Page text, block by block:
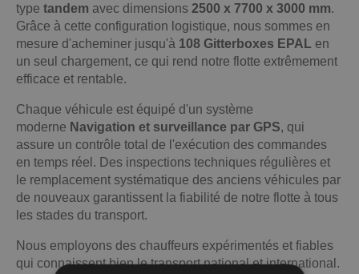
type tandem avec dimensions 2500 x 7700 x 3000 mm.
Grâce à cette configuration logistique, nous sommes en
mesure d'acheminer jusqu'à 108 Gitterboxes EPAL en
un seul chargement, ce qui rend notre flotte extrêmement
efficace et rentable.
Chaque véhicule est équipé d'un système
moderne Navigation et surveillance par GPS, qui
assure un contrôle total de l'exécution des commandes
en temps réel. Des inspections techniques régulières et
le remplacement systématique des anciens véhicules par
de nouveaux garantissent la fiabilité de notre flotte à tous
les stades du transport.
Nous employons des chauffeurs expérimentés et fiables
qui connaissent bien le transport national et international.